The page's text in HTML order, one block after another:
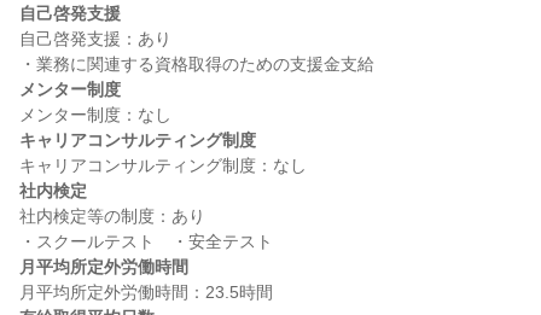
自己啓発支援
自己啓発支援：あり
メンター制度
キャリアコンサルティング制度
社内検定
社内検定等の制度：あり
月平均所定外労働時間